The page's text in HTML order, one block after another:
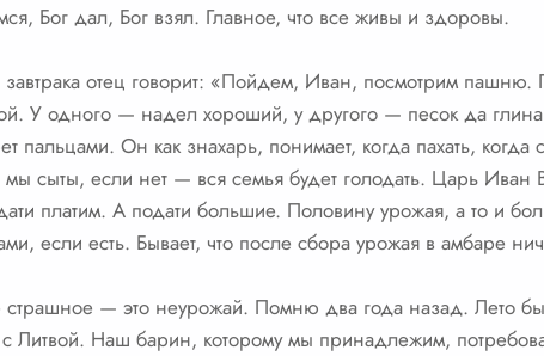
Бог дал, Бог взял. Главное, что все живы и здоровы.
отец говорит: «Пойдем, Иван, посмотрим
У одного — надел хороший, у другого — песок да
пальцами. Он как знахарь, понимает, когда пахать,
мы сыты, если нет — вся семья будет голодать. Царь
платим. А подати большие. Половину урожая, а то и
если есть. Бывает, что после сбора урожая в амбаре
— это неурожай. Помню два года назад. Лето
Литвой. Наш барин, которому мы принадлежим,